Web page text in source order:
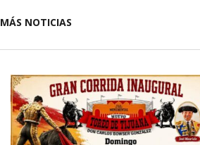
MÁS NOTICIAS